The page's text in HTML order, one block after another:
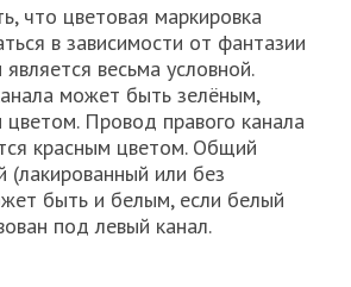
что цветовая маркировка
в зависимости от фантазии
весьма условной.
может быть зелёным,
Провод правого канала
красным цветом. Общий
или без
быть и белым, если белый
под левый канал.